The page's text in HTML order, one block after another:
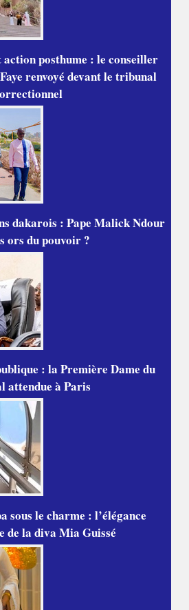
posthume : le conseiller
renvoyé devant le tribunal
dakarois : Pape Malick Ndour
ors du pouvoir ?
: la Première Dame du
attendue à Paris
sous le charme : l’élégance
de la diva Mia Guissé